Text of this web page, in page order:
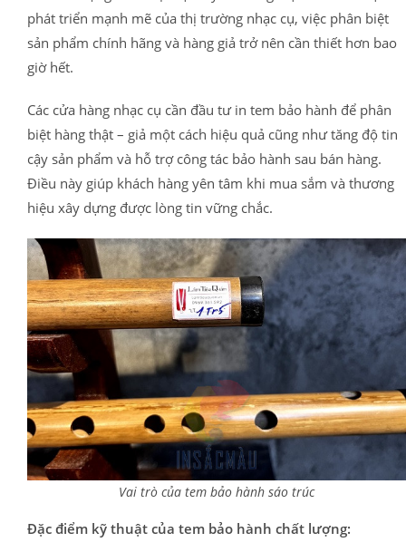
phát triển mạnh mẽ của thị trường nhạc cụ, việc phân biệt
sản phẩm chính hãng và hàng giả trở nên cần thiết hơn bao
giờ hết.
Các cửa hàng nhạc cụ cần đầu tư in tem bảo hành để phân
biệt hàng thật – giả một cách hiệu quả cũng như tăng độ tin
cậy sản phẩm và hỗ trợ công tác bảo hành sau bán hàng.
Điều này giúp khách hàng yên tâm khi mua sắm và thương
hiệu xây dựng được lòng tin vững chắc.
Vai trò của tem bảo hành sáo trúc
Đặc điểm kỹ thuật của tem bảo hành chất lượng: